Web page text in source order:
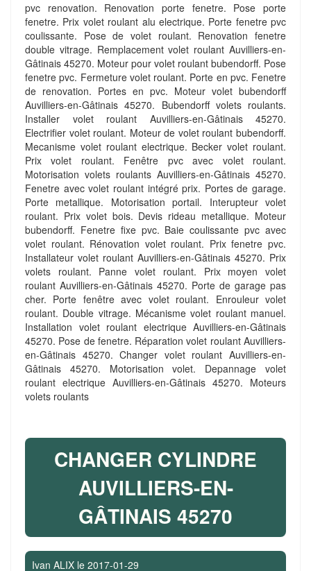
pvc renovation. Renovation porte fenetre. Pose porte
fenetre. Prix volet roulant alu electrique. Porte fenetre pvc
coulissante. Pose de volet roulant. Renovation fenetre
double vitrage. Remplacement volet roulant Auvilliers-en-
Gâtinais 45270. Moteur pour volet roulant bubendorff. Pose
fenetre pvc. Fermeture volet roulant. Porte en pvc. Fenetre
de renovation. Portes en pvc. Moteur volet bubendorff
Auvilliers-en-Gâtinais 45270. Bubendorff volets roulants.
Installer volet roulant Auvilliers-en-Gâtinais 45270.
Electrifier volet roulant. Moteur de volet roulant bubendorff.
Mecanisme volet roulant electrique. Becker volet roulant.
Prix volet roulant. Fenêtre pvc avec volet roulant.
Motorisation volets roulants Auvilliers-en-Gâtinais 45270.
Fenetre avec volet roulant intégré prix. Portes de garage.
Porte metallique. Motorisation portail. Interupteur volet
roulant. Prix volet bois. Devis rideau metallique. Moteur
bubendorff. Fenetre fixe pvc. Baie coulissante pvc avec
volet roulant. Rénovation volet roulant. Prix fenetre pvc.
Installateur volet roulant Auvilliers-en-Gâtinais 45270. Prix
volets roulant. Panne volet roulant. Prix moyen volet
roulant Auvilliers-en-Gâtinais 45270. Porte de garage pas
cher. Porte fenêtre avec volet roulant. Enrouleur volet
roulant. Double vitrage. Mécanisme volet roulant manuel.
Installation volet roulant electrique Auvilliers-en-Gâtinais
45270. Pose de fenetre. Réparation volet roulant Auvilliers-
en-Gâtinais 45270. Changer volet roulant Auvilliers-en-
Gâtinais 45270. Motorisation volet. Depannage volet
roulant electrique Auvilliers-en-Gâtinais 45270. Moteurs
volets roulants
CHANGER CYLINDRE
AUVILLIERS-EN-
GÂTINAIS 45270
Ivan ALIX le 2017-01-29